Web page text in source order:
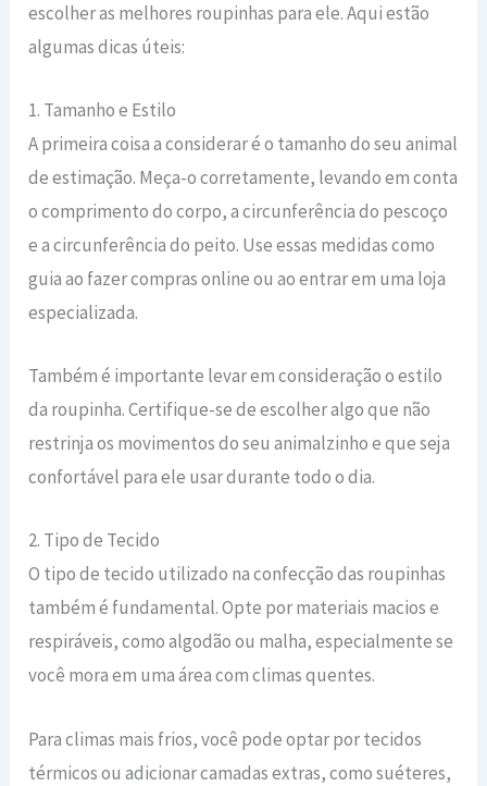
escolher as melhores roupinhas para ele. Aqui estão
algumas dicas úteis:
1. Tamanho e Estilo
A primeira coisa a considerar é o tamanho do seu animal
de estimação. Meça-o corretamente, levando em conta
o comprimento do corpo, a circunferência do pescoço
e a circunferência do peito. Use essas medidas como
guia ao fazer compras online ou ao entrar em uma loja
especializada.
Também é importante levar em consideração o estilo
da roupinha. Certifique-se de escolher algo que não
restrinja os movimentos do seu animalzinho e que seja
confortável para ele usar durante todo o dia.
2. Tipo de Tecido
O tipo de tecido utilizado na confecção das roupinhas
também é fundamental. Opte por materiais macios e
respiráveis, como algodão ou malha, especialmente se
você mora em uma área com climas quentes.
Para climas mais frios, você pode optar por tecidos
térmicos ou adicionar camadas extras, como suéteres,